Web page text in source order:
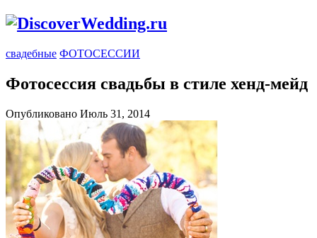
свадебные ФОТОСЕССИИ
Фотосессия свадьбы в стиле хенд-мейд
Опубликовано Июль 31, 2014